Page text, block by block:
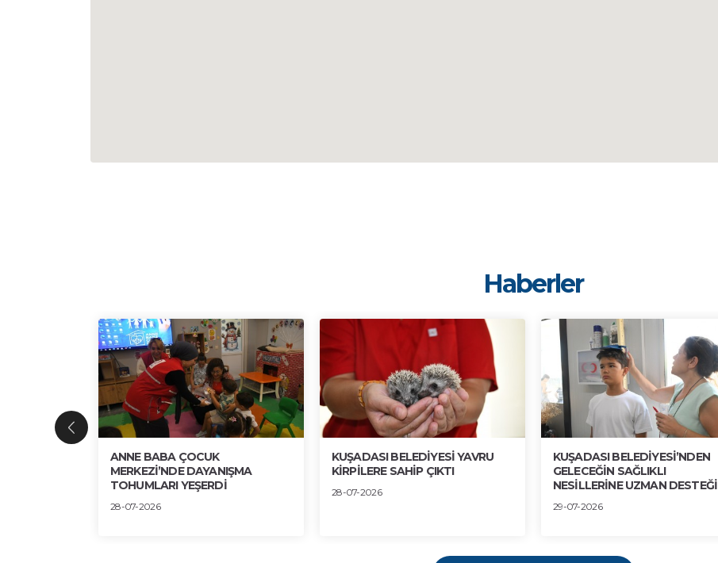
Haberler
ANNE BABA ÇOCUK
MERKEZİ’NDE DAYANIŞMA
TOHUMLARI YEŞERDİ
28-07-2026
KUŞADASI BELEDİYESİ YAVRU
KİRPİLERE SAHİP ÇIKTI
28-07-2026
KUŞADASI BELEDİYESİ’NDEN
GELECEĞİN SAĞLIKLI
NESİLLERİNE UZMAN DESTEĞİ
29-07-2026